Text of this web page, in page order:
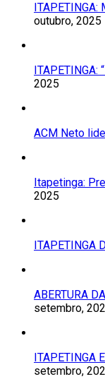
ITAPETINGA:
outubro, 2025
ITAPETINGA:
2025
ACM Neto
Itapetinga:
2025
ITAPETINGA
ABERTURA
setembro,
ITAPETINGA
setembro,